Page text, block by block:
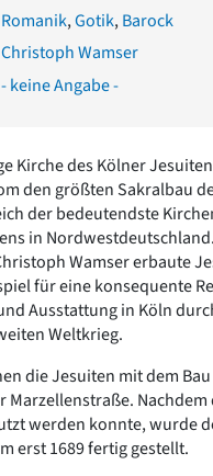
Antike
Förderer
Romanik,Gotik,Barock
Christoph Wamser
- keine Angabe -
Kirche des Kölner
den größten Sakralbau
der bedeutendste
in
Wamser erbaute
für eine konsequente
Ausstattung in Köln
Weltkrieg.
die Jesuiten mit dem
Marzellenstraße.
werden konnte, wurde
erst 1689 fertig gestellt.